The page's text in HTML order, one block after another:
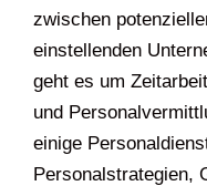
zwischen
einstellenden
geht es um
und
einige
Personalstrategien,